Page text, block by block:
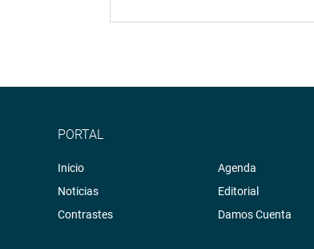
PORTAL
Inicio
Noticias
Contrastes
Agenda
Editorial
Damos Cuenta